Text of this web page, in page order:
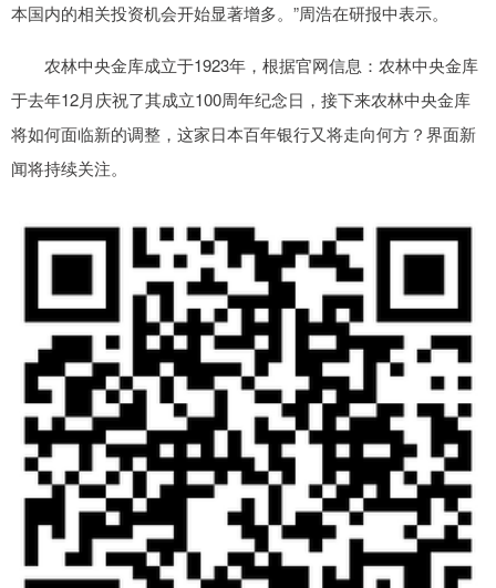
本国内的相关投资机会开始显著增多。”周浩在研报中表示。
农林中央金库成立于1923年，根据官网信息：农林中央金库
于去年12月庆祝了其成立100周年纪念日，接下来农林中央金库
将如何面临新的调整，这家日本百年银行又将走向何方？界面新
闻将持续关注。